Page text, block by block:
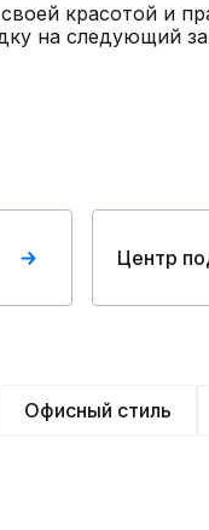
красотой и
на следующий
Центр
Офисный стиль